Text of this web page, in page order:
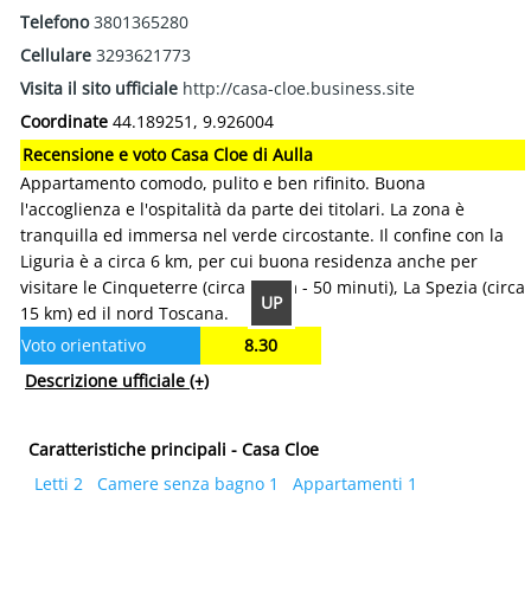
UP
Telefono3801365280
Cellulare 3293621773
Visita il sito ufficiale http://casa-cloe.business.site
Coordinate 44.189251, 9.926004
Recensione e voto Casa Cloe di Aulla
Appartamento comodo, pulito e ben rifinito. Buona
l'accoglienza e l'ospitalità da parte dei titolari. La zona è
tranquilla ed immersa nel verde circostante. Il confine con la
Liguria è a circa 6 km, per cui buona residenza anche per
visitare le Cinqueterre (circa 28 km - 50 minuti), La Spezia (circa
15 km) ed il nord Toscana.
Voto orientativo
8.30
Descrizione ufficiale (+)
Caratteristiche principali - Casa Cloe
Letti 2
Camere senza bagno 1 Appartamenti 1